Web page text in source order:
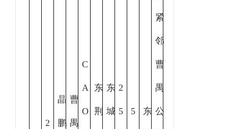
2
晶
鹏
曹
禺
C
A
O
东
荆
东
城
2
5 5 东
紧
邻
曹
禺
公